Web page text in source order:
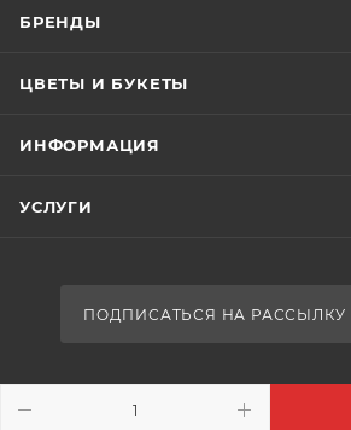
БРЕНДЫ
ЦВЕТЫ И БУКЕТЫ
ИНФОРМАЦИЯ
УСЛУГИ
ПОДПИСАТЬСЯ НА РАССЫЛКУ
+7 (916) 410-02-70